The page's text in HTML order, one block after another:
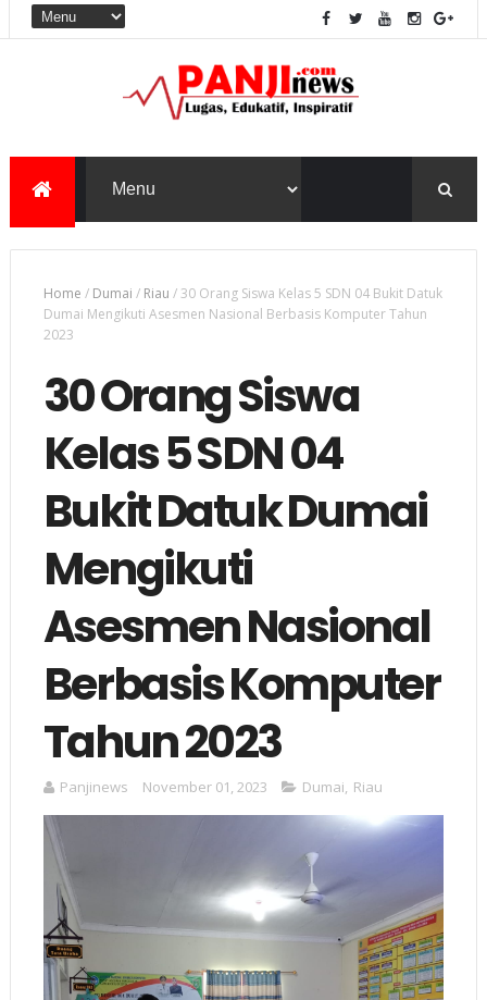
Home / Dumai / Riau /30 Orang Siswa Kelas 5 SDN 04 Bukit Datuk
Dumai Mengikuti Asesmen Nasional Berbasis Komputer Tahun
2023
30 Orang Siswa
Kelas 5 SDN 04
Bukit Datuk Dumai
Mengikuti
Asesmen Nasional
Berbasis Komputer
Tahun 2023
Panjinews November 01, 2023 Dumai Riau